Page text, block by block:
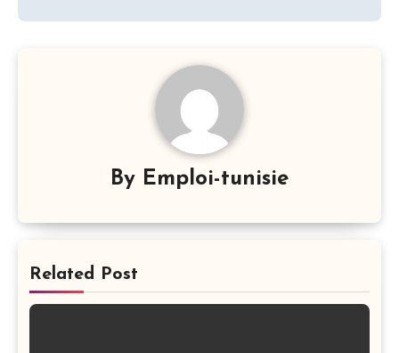
By Emploi-tunisie
Related Post